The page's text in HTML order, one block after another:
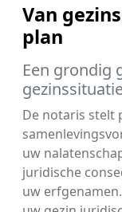
Van
plan
Een grondig
De notaris stelt
uw
juridische
uw